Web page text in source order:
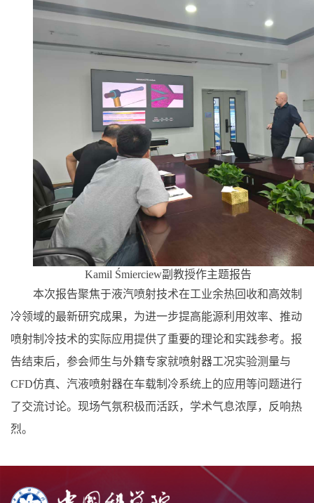
Kamil Śmierciew副教授作主题报告
本次报告聚焦于液汽喷射技术在工业余热回收和高效制
冷领域的最新研究成果，为进一步提高能源利用效率、推动
喷射制冷技术的实际应用提供了重要的理论和实践参考。报
告结束后，参会师生与外籍专家就喷射器工况实验测量与
CFD仿真、汽液喷射器在车载制冷系统上的应用等问题进行
了交流讨论。现场气氛积极而活跃，学术气息浓厚，反响热
烈。